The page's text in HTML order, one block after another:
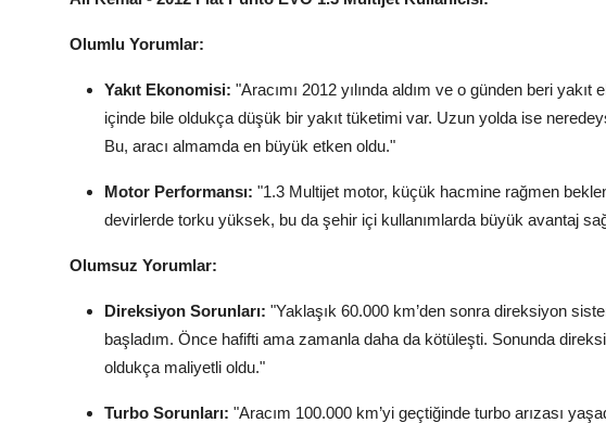
Olumlu Yorumlar:
Yakıt Ekonomisi: "Aracımı 2012 yılında aldım ve o günden beri
içinde bile oldukça düşük bir yakıt tüketimi var. Uzun yolda ise
Bu, aracı almamda en büyük etken oldu."
Motor Performansı: "1.3 Multijet motor, küçük hacmine rağmen
devirlerde torku yüksek, bu da şehir içi kullanımlarda büyük avantaj
Olumsuz Yorumlar:
Direksiyon Sorunları: "Yaklaşık 60.000 km’den sonra direksiyon
başladım. Önce hafifti ama zamanla daha da kötüleşti. Sonunda
oldukça maliyetli oldu."
Turbo Sorunları: "Aracım 100.000 km’yi geçtiğinde turbo arızası